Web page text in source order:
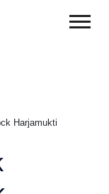
Harjamukti